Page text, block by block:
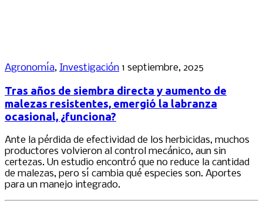
Agronomía, Investigación 1 septiembre, 2025
Tras años de siembra directa y aumento de
malezas resistentes, emergió la labranza
ocasional, ¿funciona?
Ante la pérdida de efectividad de los herbicidas, muchos
productores volvieron al control mecánico, aun sin
certezas. Un estudio encontró que no reduce la cantidad
de malezas, pero sí cambia qué especies son. Aportes
para un manejo integrado.